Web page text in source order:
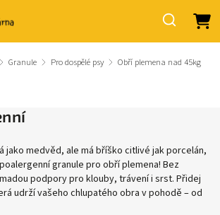
/ Granule / Pro dospělé psy /
Obří plemena nad 45kg
jako medvěd, ale má bříško citlivé jak porcelán,
granule pro obří plemena! Bez
podpory pro klouby, trávení i srst. Přidej
udrží vašeho chlupatého obra v pohodě – od